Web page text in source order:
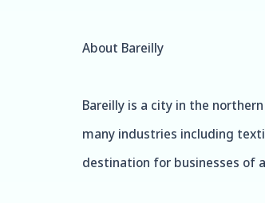
About Bareilly
Bareilly is a city in the
many industries including
destination for businesses of